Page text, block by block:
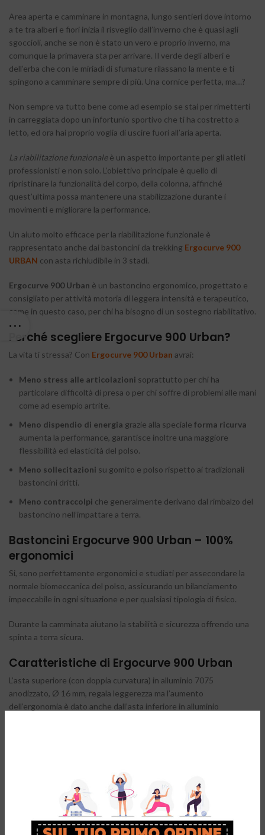
Area aperta e camminare in montagna, lungo sentieri dove intorno
a te tra alberi e fiori inizia il risveglio dall’inverno che è quasi agli
sgoccioli, anche se non è stato un vero e proprio inverno, ma
comunque la primavera sta per arrivare. Il verde degli alberi e
dell’erba che con le miriadi di sfumature rilassano la mente e ti
spingono a camminare sempre di più. Una cornice perfetta, ma…?
Non sempre va tutto bene come ad esempio se stai per rimetterti
in carreggiata dopo un infortunio sportivo che ti ha costretto a
letto, ed ora hai proprio voglia di uscire fuori all’aria aperta.
La riabilitazione funzionaleè un aspetto importante per gli atleti
professionisti e non solo. L’obiettivo principale è quello di
ripristinare la funzionalità del corpo, della colonna, affinché
quest’ultima possa mantenere una stabilizzazione durante i
movimenti e migliorare la performance.
Un aiuto molto efficace per la riabilitazione funzionale è
rappresentato anche dai bastoncini da trekking Ergocurve 900
URBAN con asta richiudibile in 3 stadi.
Ergocurve 900 Urban è un bastoncino ergonomico, progettato e
consigliato per attività motoria di leggera intensità e terapeutico,
come in questo caso, per chi ha bisogno di un sostegno riabilitativo.
Perché scegliere Ergocurve 900 Urban?
La vita ti stressa? Con Ergocurve 900 Urban avrai:
Meno stress alle articolazioni soprattutto per chi ha
particolare difficoltà di presa o per chi soffre di problemi alle mani
come ad esempio artrite.
Meno dispendio di energia grazie alla speciale forma ricurva
aumenta la performance, garantisce inoltre una maggiore
flessibilità ed elasticità del polso.
Meno sollecitazioni su gomito e polso rispetto ai tradizionali
bastoncini dritti.
Meno contraccolpi che generalmente derivano dal rimbalzo del
bastoncino nell’impattare a terra.
Bastoncini Ergocurve 900 Urban – 100%
ergonomici
Si, sono perfettamente ergonomici e studiati per assecondare la
normale biomeccanica del polso, assicurando un bilanciamento
impeccabile in ogni situazione e per qualsiasi tipologia di fisico.
Durante la camminata aiutano la stabilità e sicurezza offrendo una
spinta a terra sicura.
Caratteristiche di Ergocurve 900 Urban
L’asta superiore (con doppia curvatura) in alluminio 7075
anodizzato, Ø 16 mm, regala leggerezza ma l’aumento
dell’ergonomia è dato anche dall’asta inferiore in alluminio